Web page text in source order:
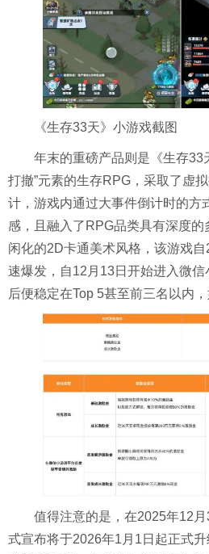
《生存33天》小游戏截图
年末的重磅产品则是《生存33
打撤”元素的生存RPG，采取了虚
计，游戏内通过大事件倒计时的方
感，且融入了RPG品类具有深度
闲化的2D卡通美术风格，该游戏
速爆发，自12月13日开始进入微
后便稳定在Top 5甚至前三名以内，
值得注意的是，在2025年12
式宣布将于2026年1月1日起正式升